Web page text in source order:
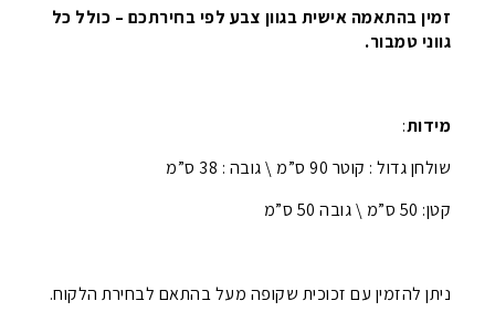
זמין בהתאמה אישית בגוון צבע לפי בחירתכם – כולל כל
גווני טמבור.
מידות:
שולחן גדול : קוטר 90 ס”מ \ גובה : 38 ס”מ
קטן: 50 ס”מ \ גובה 50 ס”מ
ניתן להזמין עם זכוכית שקופה מעל בהתאם לבחירת הלקוח.